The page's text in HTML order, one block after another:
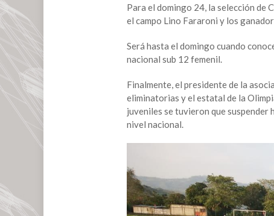
Para el domingo 24, la selección de
el campo Lino Fararoni y los
Será hasta el domingo cuando
nacional sub 12 femenil.
Finalmente, el presidente de la
eliminatorias y el estatal de la
juveniles se tuvieron que suspender
nivel nacional.